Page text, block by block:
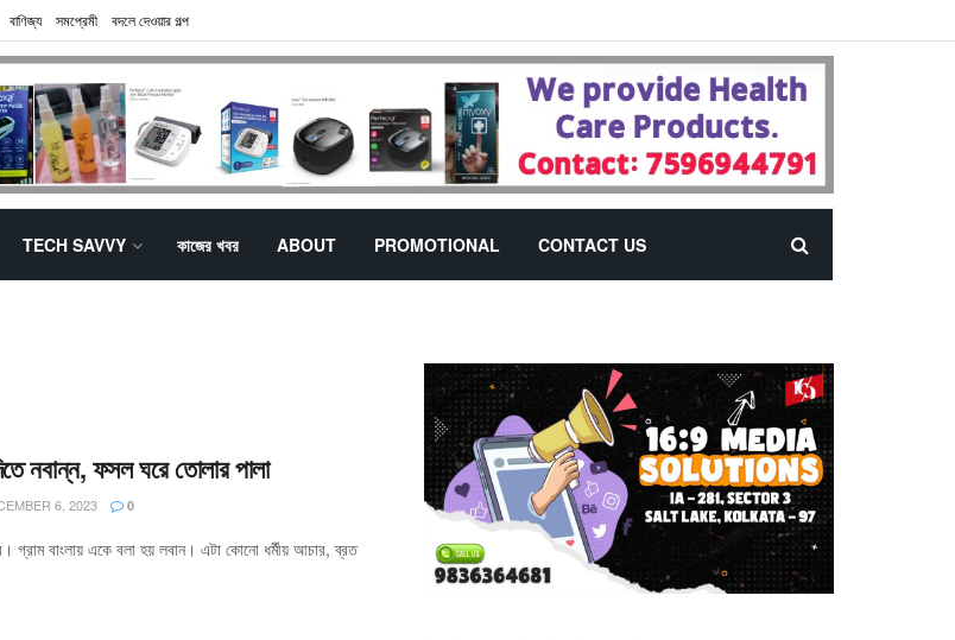
বাণিজ্য সমপ্রেমী বদলে দেওয়ার গল্প
TECH SAVVY কাজের খবর ABOUT PROMOTIONAL CONTACT US
নবান্ন, ফসল ঘরে তোলার পালা
6, 2023 0
গ্রাম বাংলায় একে বলা হয় লবান। এটা কোনো ধর্মীয় আচার, ব্রত